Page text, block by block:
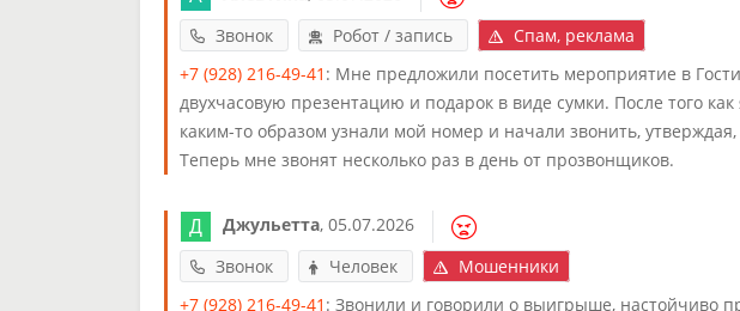
Звонок
Робот / запись
Спам, реклама
+7 (928) 216-49-41 : Мне предложили посетить мероприятие в
двухчасовую презентацию и подарок в виде сумки. После того
каким-то образом узнали мой номер и начали звонить,
Теперь мне звонят несколько раз в день от прозвонщиков.
Джульетта, 05.07.2026
Звонок
Человек
Мошенники
+7 (928) 216-49-41 : Звонили и говорили о выигрыше, настойчиво